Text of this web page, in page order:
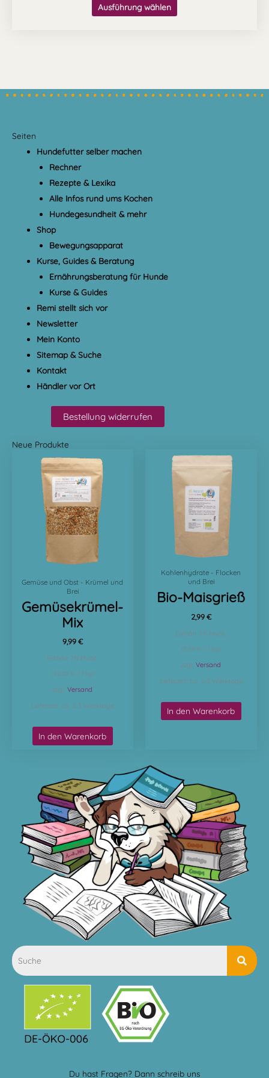
Ausführung wählen
Seiten
Hundefutter selber machen
Rechner
Rezepte & Lexika
Alle Infos rund ums Kochen
Hundegesundheit & mehr
Shop
Bewegungsapparat
Kurse, Guides & Beratung
Ernährungsberatung für Hunde
Kurse & Guides
Remi stellt sich vor
Newsletter
Mein Konto
Sitemap & Suche
Kontakt
Händler vor Ort
Bestellung widerrufen
Neue Produkte
Gemüse und Obst - Krümel und
Brei
Gemüsekrümel-
Mix
9,99 €
Enthält 7% MwSt.
(22,20 € / 1 kg)
zzgl.Versand
Lieferzeit: ca. 2-3 Werktage
In den Warenkorb
Kohlenhydrate - Flocken
und Brei
Bio-Maisgrieß
2,99 €
Enthält 7% MwSt.
(5,98 € / 1 kg)
zzgl.Versand
Lieferzeit: ca. 2-3 Werktage
In den Warenkorb
Du hast Fragen? Dann schreib uns